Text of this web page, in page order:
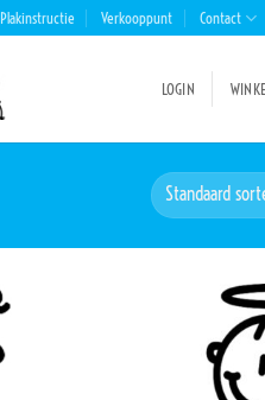
Plakinstructie Verkooppunt Contact
LOGIN